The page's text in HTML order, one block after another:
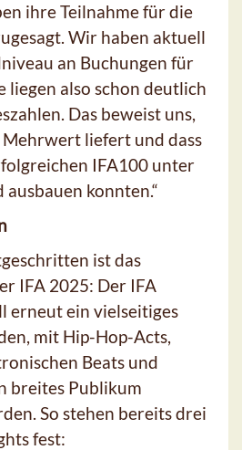
ihre Teilnahme für die
Wir haben aktuell
an Buchungen für
liegen also schon deutlich
Das beweist uns,
Mehrwert liefert und dass
IFA100 unter
konnten.“
ist das
IFA 2025: Der IFA
erneut ein vielseitiges
mit Hip-Hop-Acts,
Beats und
breites Publikum
So stehen bereits drei
fest: